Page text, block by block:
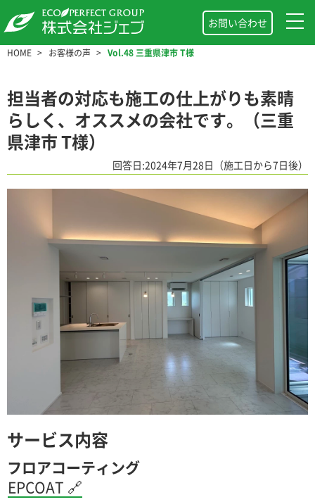
お問い合わせ
HOME お客様の声 Vol.48 三重県津市 T様
担当者の対応も施工の仕上がりも素晴
らしく、オススメの会社です。（三重
県津市 T様）
回答日:2024年7月28日（施工日から7日後）
サービス内容
フロアコーティング
EPCOAT 🔗